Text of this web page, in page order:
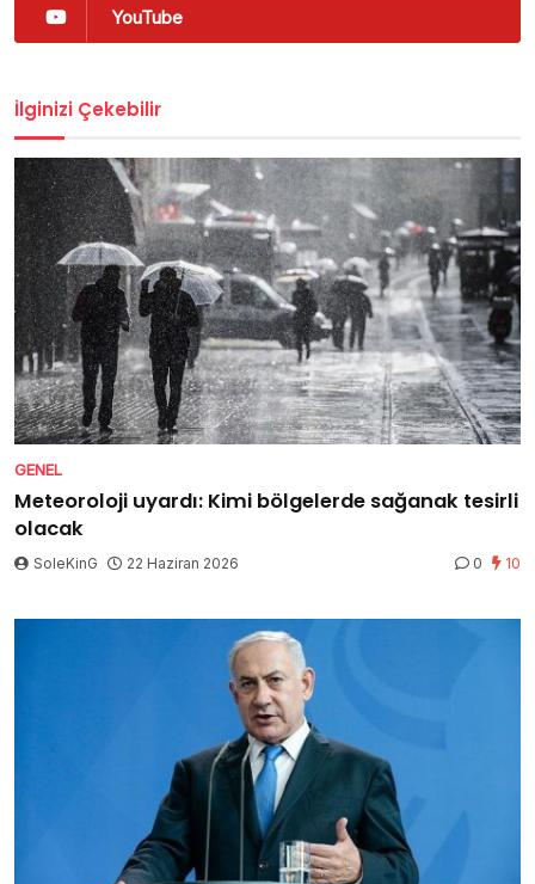
YouTube
İlginizi Çekebilir
GENEL
Meteoroloji uyardı: Kimi bölgelerde sağanak tesirli
olacak
SoleKinG 22 Haziran 2026 0 10